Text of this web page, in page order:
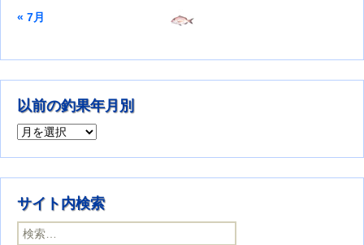
« 7月
以前の釣果年月別
以前の釣果年月別
サイト内検索
検索: